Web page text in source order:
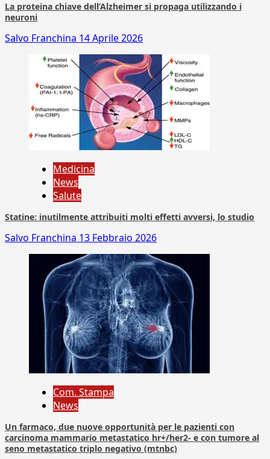
La proteina chiave dell’Alzheimer si propaga utilizzando i
neuroni
Salvo Franchina 14 Aprile 2026
Medicina
News
Salute
Statine: inutilmente attribuiti molti effetti avversi, lo studio
Salvo Franchina 13 Febbraio 2026
Com. Stampa
News
Un farmaco, due nuove opportunità per le pazienti con
carcinoma mammario metastatico hr+/her2- e con tumore al
seno metastatico triplo negativo (mtnbc)